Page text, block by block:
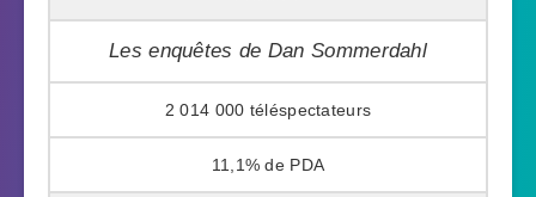
Les enquêtes de Dan Sommerdahl
2 014 000
11,1%